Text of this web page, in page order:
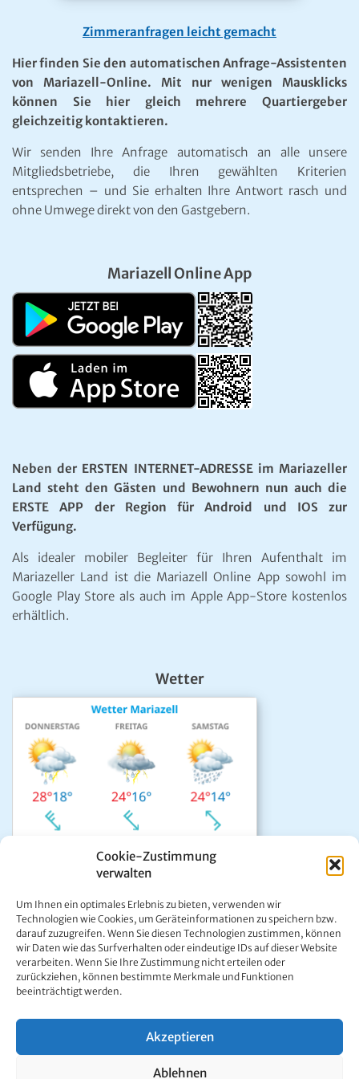
Cookie-Zustimmung
verwalten
Um Ihnen ein optimales Erlebnis zu bieten, verwenden wir
Technologien wie Cookies, um Geräteinformationen zu speichern bzw.
darauf zuzugreifen. Wenn Sie diesen Technologien zustimmen, können
wir Daten wie das Surfverhalten oder eindeutige IDs auf dieser Website
verarbeiten. Wenn Sie Ihre Zustimmung nicht erteilen oder
zurückziehen, können bestimmte Merkmale und Funktionen
beeinträchtigt werden.
Akzeptieren
Ablehnen
Zimmeranfragen leicht gemacht
Hier finden Sie den automatischen Anfrage-Assistenten
von Mariazell-Online. Mit nur wenigen Mausklicks
können Sie hier gleich mehrere Quartiergeber
gleichzeitig kontaktieren.
Wir senden Ihre Anfrage automatisch an alle unsere
Mitgliedsbetriebe, die Ihren gewählten Kriterien
entsprechen – und Sie erhalten Ihre Antwort rasch und
ohne Umwege direkt von den Gastgebern.
Mariazell Online App
Neben der ERSTEN INTERNET-ADRESSE im Mariazeller
Land steht den Gästen und Bewohnern nun auch die
ERSTE APP der Region für Android und IOS zur
Verfügung.
Als idealer mobiler Begleiter für Ihren Aufenthalt im
Mariazeller Land ist die Mariazell Online App sowohl im
Google Play Store als auch im Apple App-Store kostenlos
erhältlich.
Wetter
Das aktuelle Wetter in Mariazell
Unwetter Warnzentrale
Satellitenbild GeoSphere
ÖAMTC Verkehrsservice
Ing. Werner Girrer | Wiener Straße 64 | A-8630 Mariazell |